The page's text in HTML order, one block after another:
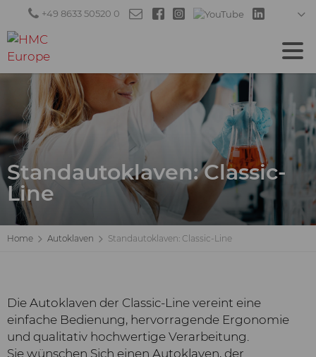
+49 8633 50520 0
Standautoklaven: Classic-
Line
Home Autoklaven Standautoklaven: Classic-Line
Die Autoklaven der Classic-Line vereint eine
einfache Bedienung, hervorragende Ergonomie
und qualitativ hochwertige Verarbeitung.
Sie wünschen Sich einen Autoklaven, der